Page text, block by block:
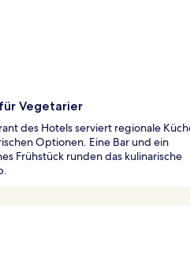
Vegetarier
des Hotels serviert regionale
Optionen. Eine Bar und ein
Frühstück runden das kulinarische